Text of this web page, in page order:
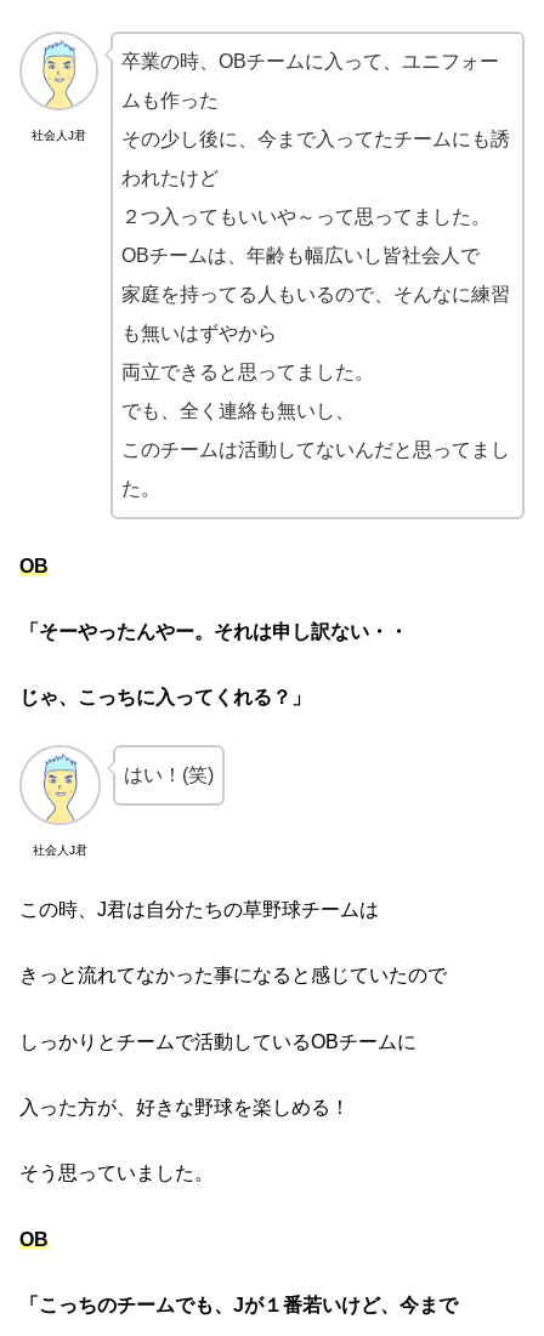
社会人J君
卒業の時、OBチームに入って、ユニフォー
ムも作った
その少し後に、今まで入ってたチームにも誘
われたけど
２つ入ってもいいや～って思ってました。
OBチームは、年齢も幅広いし皆社会人で
家庭を持ってる人もいるので、そんなに練習
も無いはずやから
両立できると思ってました。
でも、全く連絡も無いし、
このチームは活動してないんだと思ってまし
た。
OB
「そーやったんやー。それは申し訳ない・・
じゃ、こっちに入ってくれる？」
社会人J君
はい！(笑)
この時、J君は自分たちの草野球チームは
きっと流れてなかった事になると感じていたので
しっかりとチームで活動しているOBチームに
入った方が、好きな野球を楽しめる！
そう思っていました。
OB
「こっちのチームでも、Jが１番若いけど、今まで